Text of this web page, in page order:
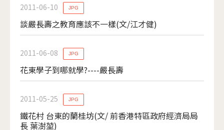
2011-06-10
談嚴長壽之教育應該不一樣(文/江才健)
JPG
2011-06-08
花東學子到哪就學?----嚴長壽
JPG
2011-05-25
鐵花村 台東的蘭桂坊(文/ 前香港特區政府經濟局局
長 葉澍堃)
JPG